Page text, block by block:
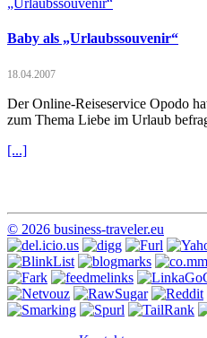
Baby als „Urlaubssouvenir“
18.04.2007
Der Online-Reiseservice Opodo
zum Thema Liebe im Urlaub
[...]
© 2026 business-traveler.eu